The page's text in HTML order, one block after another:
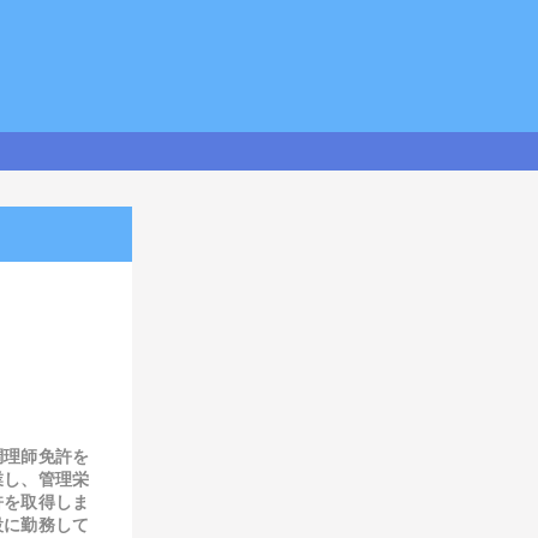
師免許を
、管理栄
取得しま
勤務して